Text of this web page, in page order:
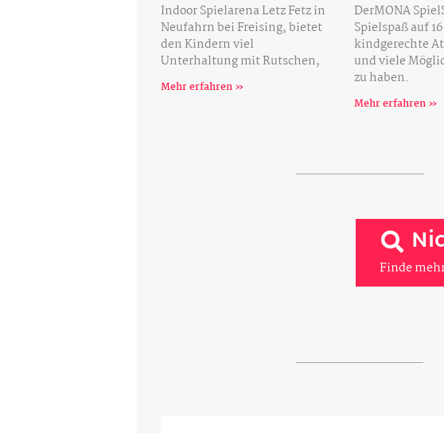
Indoor Spielarena Letz Fetz in
Neufahrn bei Freising, bietet
den Kindern viel
Unterhaltung mit Rutschen,
Mehr erfahren »
DerMONA
Spielspaß auf
kindgerechte
und viele
zu haben.
Mehr erfahren »
Finde